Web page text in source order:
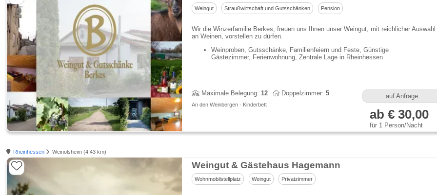
Weingut Straußwirtschaft und Gutsschänken Pension
Wir die Winzerfamilie Berkes, freuen uns Ihnen unser Weingut, mit reichlicher Auswahl
an Weinen, vorstellen zu dürfen.
Weinproben, Gutsschänke, Familienfeiern und Feste, Günstige
Gästezimmer, Ferienwohnung, Zentrale Lage in Rheinhessen
Maximale Belegung: 12 Doppelzimmer: 5
An den Weinbergen · Kinderbett
auf Anfrage
ab € 30,00
für 1 Person/Nacht
Rheinhessen Weinolsheim (4.43 km)
Weingut & Gästehaus Hagemann
Wohnmobilstellplatz Weingut Privatzimmer